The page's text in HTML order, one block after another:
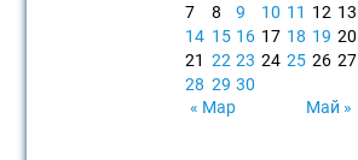
7
8 9 10 11 12 13
14 15 16 17 18 19 20
21 22 23 24 25 26 27
28 29 30
« Мар
Май »